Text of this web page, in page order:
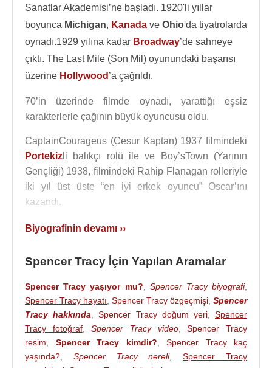
Sanatlar Akademisi’ne başladı. 1920'li yıllar
boyunca Michigan, Kanada ve Ohio'da tiyatrolarda
oynadı.1929 yılına kadar Broadway’de sahneye
çıktı. The Last Mile (Son Mil) oyunundaki başarısı
üzerine Hollywood ’a çağrıldı.
70’in üzerinde filmde oynadı, yarattığı eşsiz
karakterlerle çağının büyük oyuncusu oldu.
CaptainCourageus (Cesur Kaptan) 1937 filmindeki
Portekiz li balıkçı rolü ile ve Boy’sTown (Yarının
Gençliği) 1938, filmindeki Rahip Flanagan rolleriyle
iki yıl üst üste “en iyi erkek oyuncu” Oscar’ını
kazandı.
Katolik olan Spencer Tracy karısından hiç
ölümüne kadar da oyuncu
Katharine Hepburn
SpencerTracy, 10 Eylül 1923
tarihinde oyuncu
LouiseTreadwellile evlendi. Louise Treadwell
Tracy'Susie' (d. 1932) ve John Ten BroeckTracy
(d.1924) adında iki çocuğu vardır.
SpencerTracy, 10 Haziran
Biyografinin devamı ››
Spencer Tracy İçin Yapılan Aramalar
Spencer Tracy yaşıyor mu? Spencer Tracy biyografi,
Spencer Tracy hayatı Spencer Tracy özgeçmişi Spencer
Tracy hakkında ,Spencer Tracy doğum yeri,Spencer
Tracy fotoğraf,Spencer Tracy video,Spencer Tracy
resim
Spencer Tracy kimdir?
Spencer Tracy kaç
yaşında?
Spencer Tracy nereli,Spencer Tracy